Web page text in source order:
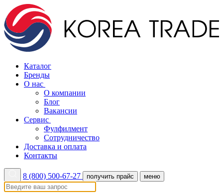
Каталог
Бренды
О нас
О компании
Блог
Вакансии
Сервис
Фулфилмент
Сотрудничество
Доставка и оплата
Контакты
8 (800) 500-67-27 получить прайс меню